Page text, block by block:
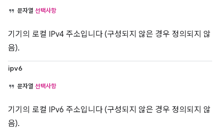
문자열 선택사항
기기의 로컬 IPv4 주소입니다 (구성되지 않은 경우 정의되지 않
음).
ipv6
문자열 선택사항
기기의 로컬 IPv6 주소입니다 (구성되지 않은 경우 정의되지 않
음).